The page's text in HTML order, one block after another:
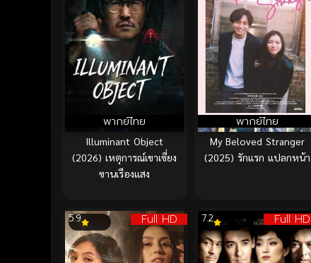
พากย์ไทย
Illuminant Object
(2026) เหตุการณ์เขาเซี่ยง
ซานเรืองแสง
พากย์ไทย
My Beloved Stranger
(2025) รักแรก แปลกหน้า
Full HD
5.9 Full HD
7.2